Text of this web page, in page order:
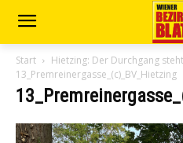
Start
Hietzing: Der Durchgang
13_Premreinergasse_(c)_BV_Hietzing